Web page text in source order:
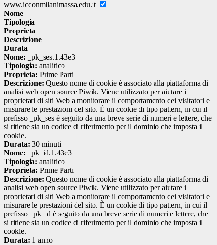
www.icdonmilanimassa.edu.it
Nome
Tipologia
Proprieta
Descrizione
Durata
Nome: _pk_ses.1.43e3
Tipologia: analitico
Proprieta: Prime Parti
Descrizione: Questo nome di cookie è associato alla piattaforma di
analisi web open source Piwik. Viene utilizzato per aiutare i
proprietari di siti Web a monitorare il comportamento dei visitatori e
misurare le prestazioni del sito. È un cookie di tipo pattern, in cui il
prefisso _pk_ses è seguito da una breve serie di numeri e lettere, che
si ritiene sia un codice di riferimento per il dominio che imposta il
cookie.
Durata: 30 minuti
Nome: _pk_id.1.43e3
Tipologia: analitico
Proprieta: Prime Parti
Descrizione: Questo nome di cookie è associato alla piattaforma di
analisi web open source Piwik. Viene utilizzato per aiutare i
proprietari di siti Web a monitorare il comportamento dei visitatori e
misurare le prestazioni del sito. È un cookie di tipo pattern, in cui il
prefisso _pk_id è seguito da una breve serie di numeri e lettere, che
si ritiene sia un codice di riferimento per il dominio che imposta il
cookie.
Durata: 1 anno